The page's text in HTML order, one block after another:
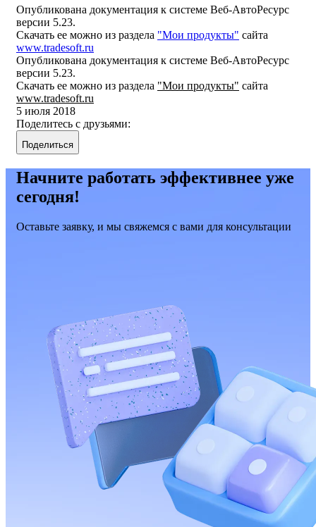
Опубликована документация к системе Веб-АвтоРесурс
версии 5.23.
Скачать ее можно из раздела "Мои продукты" сайта
www.tradesoft.ru
Опубликована документация к системе Веб-АвтоРесурс
версии 5.23.
Скачать ее можно из раздела "Мои продукты" сайта
www.tradesoft.ru
5 июля 2018
Поделитесь с друзьями:
Поделиться
Начните работать эффективнее уже
сегодня!
Оставьте заявку, и мы свяжемся с вами для консультации